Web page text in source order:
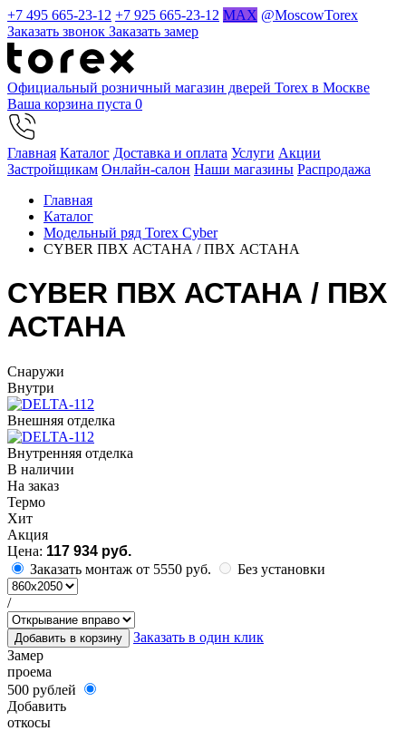
+7 495 665-23-12 +7 925 665-23-12 MAX @MoscowTorex
Заказать звонок Заказать замер
Официальный розничный магазин дверей Torex в Москве
Ваша корзина пуста 0
Главная Каталог Доставка и оплата Услуги Акции
Застройщикам Онлайн-салон Наши магазины Распродажа
Главная
Каталог
Модельный ряд Torex Cyber
CYBER ПВХ АСТАНА / ПВХ АСТАНА
CYBER ПВХ АСТАНА / ПВХ
АСТАНА
Cнаружи
Внутри
Внешняя отделка
Внутренняя отделка
В наличии
На заказ
Термо
Хит
Акция
Цена: 117 934 руб.
Заказать монтаж от 5550 руб.
Без установки
/
Добавить в корзину
Заказать в один клик
Замер
проема
500 рублей
Добавить
откосы